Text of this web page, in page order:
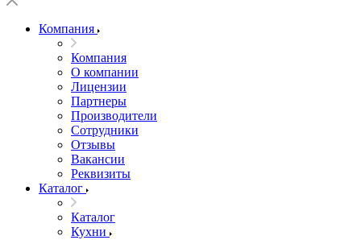
Компания
Компания
О компании
Лицензии
Партнеры
Производители
Сотрудники
Отзывы
Вакансии
Реквизиты
Каталог
Каталог
Кухни